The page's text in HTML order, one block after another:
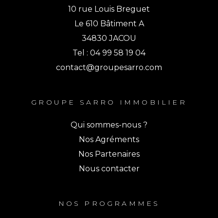
120 km,
Motte, le Grau-du-Roi et les Saintes-
Maries-de-la-Mer à 45 minutes,
mètres, une école élémentaire à
établissements d’enseignement
supérieur proposant plus de 250
10 rue Louis Breguet
Le 610 Bâtiment A
34830 JACOU
Tel : 04 99 58 19 04
contact@groupesarro.com
GROUPE SARRO IMMOBILIER
Qui sommes-nous ?
Nos Agréments
Nos Partenaires
Nous contacter
NOS PROGRAMMES